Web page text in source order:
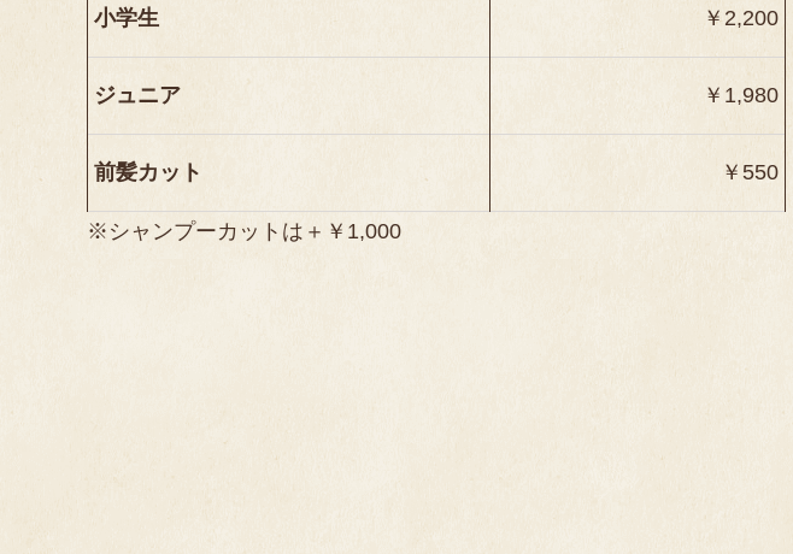
小学生 ￥2,200
ジュニア ￥1,980
前髪カット ￥550
※シャンプーカットは＋￥1,000